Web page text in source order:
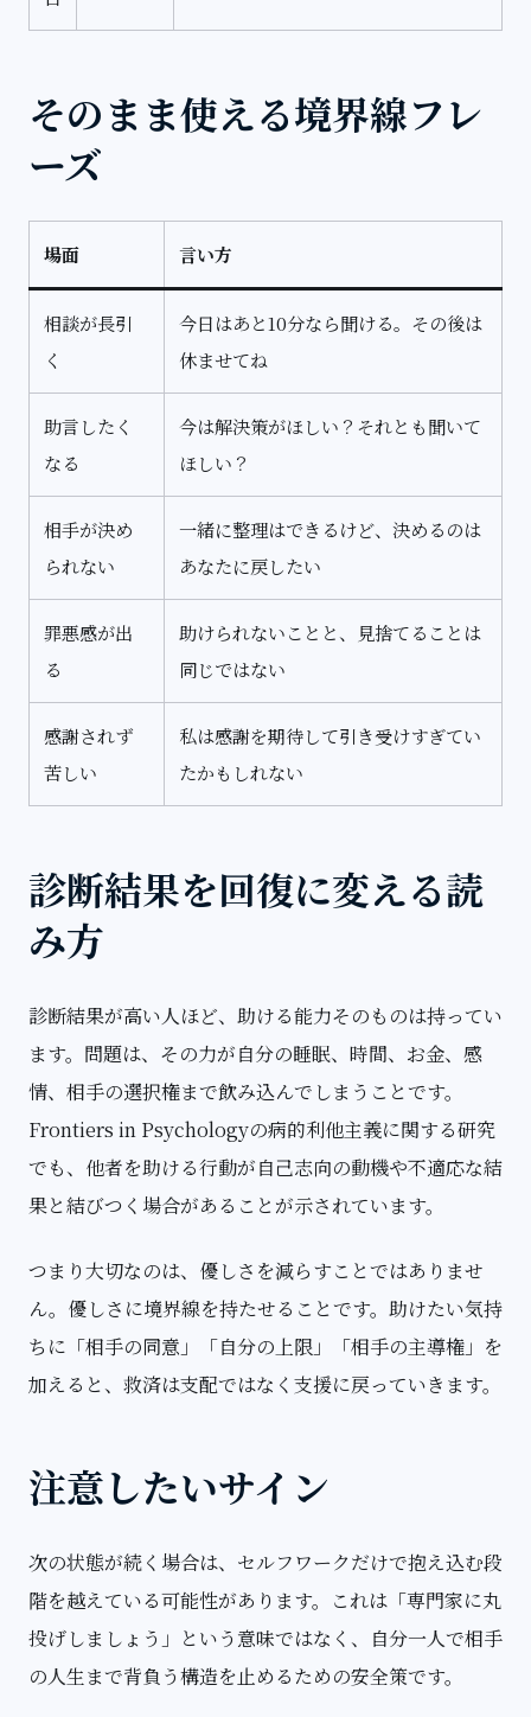
そのまま使える境界線フレ
ーズ
場面 言い方
相談が長引
く
今日はあと10分なら聞ける。その後は
休ませてね
助言したく
なる
今は解決策がほしい？それとも聞いて
ほしい？
相手が決め
られない
一緒に整理はできるけど、決めるのは
あなたに戻したい
罪悪感が出
る
助けられないことと、見捨てることは
同じではない
感謝されず
苦しい
私は感謝を期待して引き受けすぎてい
たかもしれない
診断結果を回復に変える読
み方
診断結果が高い人ほど、助ける能力そのものは持ってい
ます。問題は、その力が自分の睡眠、時間、お金、感
情、相手の選択権まで飲み込んでしまうことです。
Frontiers in Psychologyの病的利他主義に関する研究
でも、他者を助ける行動が自己志向の動機や不適応な結
果と結びつく場合があることが示されています。
つまり大切なのは、優しさを減らすことではありませ
ん。優しさに境界線を持たせることです。助けたい気持
ちに「相手の同意」「自分の上限」「相手の主導権」を
加えると、救済は支配ではなく支援に戻っていきます。
注意したいサイン
次の状態が続く場合は、セルフワークだけで抱え込む段
階を越えている可能性があります。これは「専門家に丸
投げしましょう」という意味ではなく、自分一人で相手
の人生まで背負う構造を止めるための安全策です。